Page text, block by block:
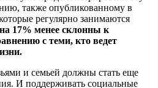
также опубликованному в
регулярно занимаются
17% менее склонны к
с теми, кто ведет
и семьей должны стать еще
И поддерживать социальные